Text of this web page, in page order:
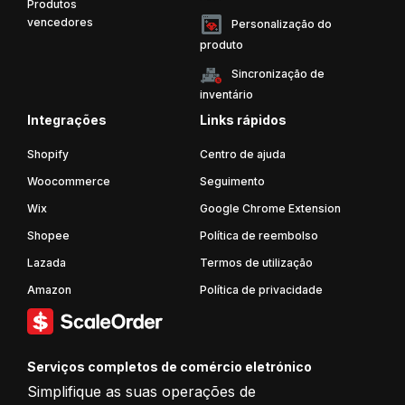
estratégias
e
instruções
passo
a
para
o
sucesso
Produtos
vencedores
Personalização do
produto
Sincronização de
inventário
Integrações
Shopify
Woocommerce
Wix
Shopee
Lazada
Amazon
Links rápidos
Centro de ajuda
Seguimento
Google Chrome Extension
Política de reembolso
Termos de utilização
Política de privacidade
Serviços completos de comércio eletrónico
Simplifique as suas operações de